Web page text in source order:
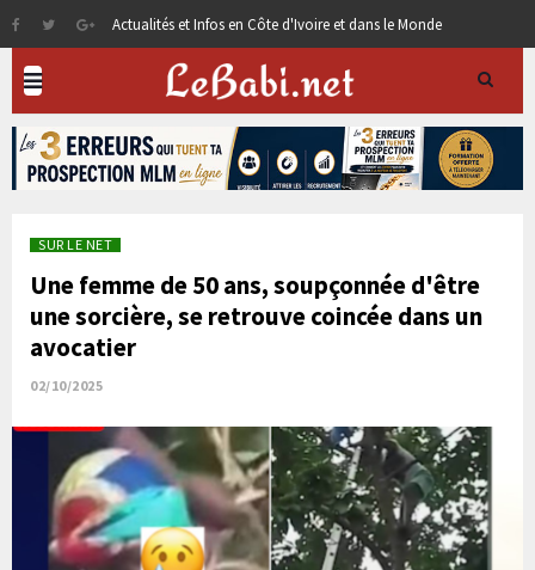
Actualités et Infos en Côte d'Ivoire et dans le Monde
SUR LE NET
Une femme de 50 ans, soupçonnée d'être
une sorcière, se retrouve coincée dans un
avocatier
02/10/2025